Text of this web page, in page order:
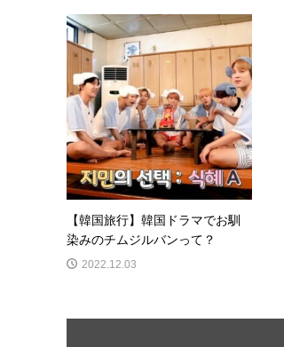
【韓国旅行】韓国ドラマでお馴
染みのチムジルバンって？
2022.12.03